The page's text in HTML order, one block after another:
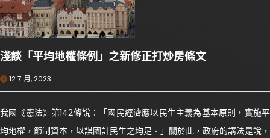
淺談「平均地權條例」之新修正打炒房條文
12 7 月, 2023
我國《憲法》第142條說：「國民經濟應以民生主義為基本原則，實施平
均地權，節制資本，以謀國計民生之均足。」關於此，政府的講法是說，